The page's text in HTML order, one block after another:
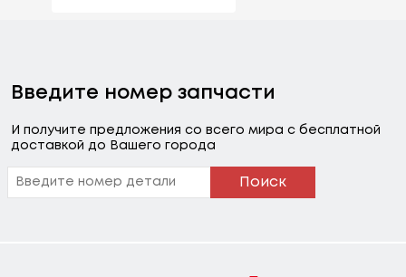
Введите номер запчасти
И получите предложения со всего мира с бесплатной
доставкой до Вашего города
Поиск